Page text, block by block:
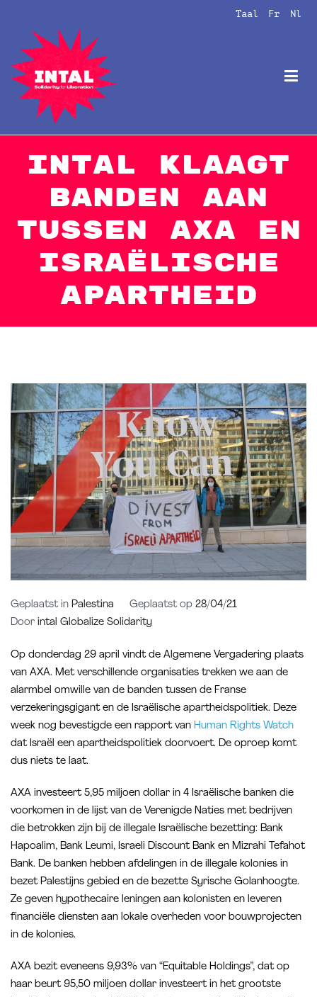
springen
Taal Fr Nl
Intal
Globalize Solidarity!
intal klaagt
banden aan
tussen AXA en
Israëlische
apartheid
Geplaatst in Palestina Geplaatst op 28/04/21
Door intal Globalize Solidarity
Op donderdag 29 april vindt de Algemene Vergadering plaats
van AXA. Met verschillende organisaties trekken we aan de
alarmbel omwille van de banden tussen de Franse
verzekeringsgigant en de Israëlische apartheidspolitiek. Deze
week nog bevestigde een rapport van Human Rights Watch
dat Israël een apartheidspolitiek doorvoert. De oproep komt
dus niets te laat.
AXA investeert 5,95 miljoen dollar in 4 Israëlische banken die
voorkomen in de lijst van de Verenigde Naties met bedrijven
die betrokken zijn bij de illegale Israëlische bezetting: Bank
Hapoalim, Bank Leumi, Israeli Discount Bank en Mizrahi Tefahot
Bank. De banken hebben afdelingen in de illegale kolonies in
bezet Palestijns gebied en de bezette Syrische Golanhoogte.
Ze geven hypothecaire leningen aan kolonisten en leveren
financiële diensten aan lokale overheden voor bouwprojecten
in de kolonies.
AXA bezit eveneens 9,93% van “Equitable Holdings”, dat op
haar beurt 95,50 miljoen dollar investeert in het grootste